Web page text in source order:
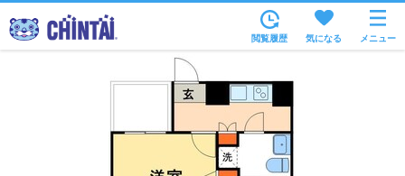
住所から
家賃相場から
通勤通学時間から
閲覧履歴 気になる メニュー